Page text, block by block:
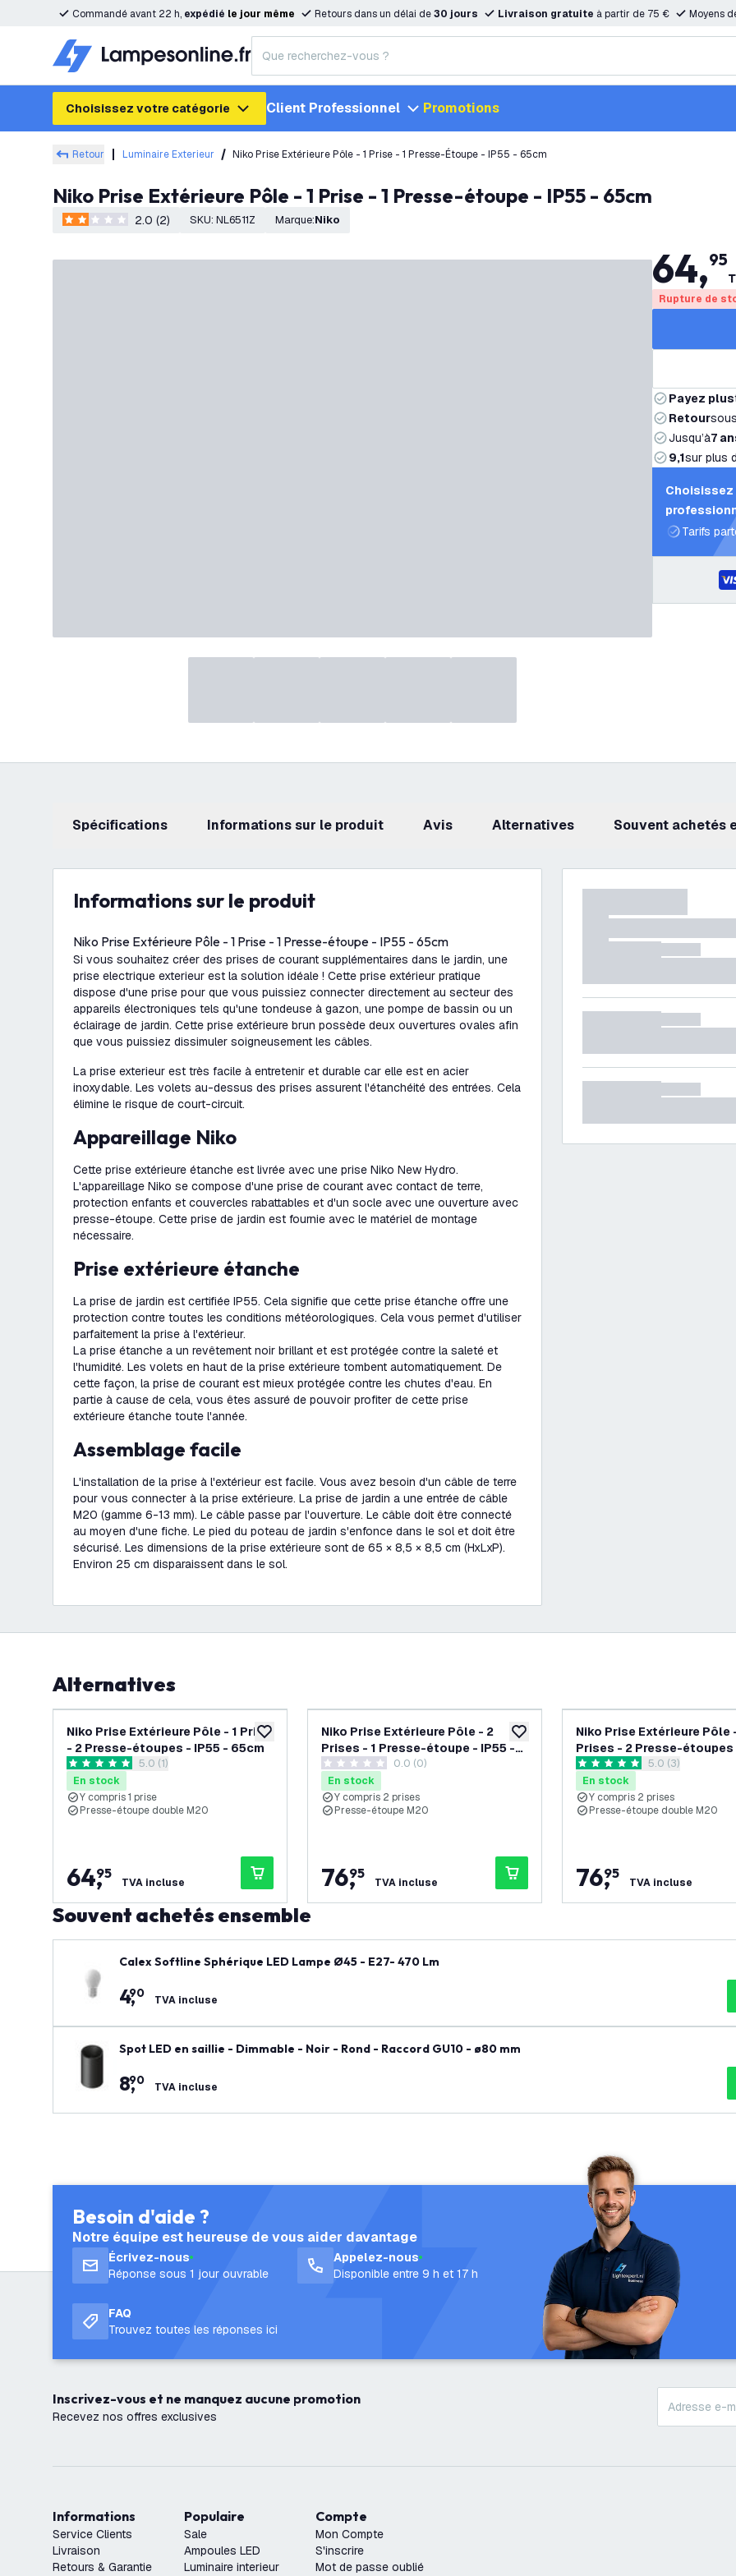
Commandé avant 22 h, expédié le jour même Retours dans un délai de30 jours Livraison gratuite à partir de 75 € Moyens
Choisissez votre catégorie Client Professionnel Promotions
Retour Luminaire Exterieur Niko Prise Extérieure Pôle - 1 Prise - 1 Presse-Étoupe - IP55 - 65cm
Niko Prise Extérieure Pôle - 1 Prise - 1 Presse-étoupe - IP55 - 65cm
2 étoiles de notation
2.0 (2) SKU: NL6511Z Marque: Niko
64,95
Rupture de
Payez plus
Retoursous
Jusqu’à7
9,1sur plus
Tarifs
Spécifications Informations sur le produit avis Alternatives Souvent achetés
Informations sur le produit
Niko Prise Extérieure Pôle - 1 Prise - 1 Presse-étoupe - IP55 - 65cm
Si vous souhaitez créer des prises de courant supplémentaires dans le jardin, une
prise electrique exterieur est la solution idéale ! Cette prise extérieur pratique
dispose d'une prise pour que vous puissiez connecter directement au secteur des
appareils électroniques tels qu'une tondeuse à gazon, une pompe de bassin ou un
éclairage de jardin. Cette prise extérieure brun possède deux ouvertures ovales afin
que vous puissiez dissimuler soigneusement les câbles.
La prise exterieur est très facile à entretenir et durable car elle est en acier
inoxydable. Les volets au-dessus des prises assurent l'étanchéité des entrées. Cela
élimine le risque de court-circuit.
Appareillage Niko
Cette prise extérieure étanche est livrée avec une prise Niko New Hydro.
L'appareillage Niko se compose d'une prise de courant avec contact de terre,
protection enfants et couvercles rabattables et d'un socle avec une ouverture avec
presse-étoupe. Cette prise de jardin est fournie avec le matériel de montage
nécessaire.
Prise extérieure étanche
La prise de jardin est certifiée IP55. Cela signifie que cette prise étanche offre une
protection contre toutes les conditions météorologiques. Cela vous permet d'utiliser
parfaitement la prise à l'extérieur.
La prise étanche a un revêtement noir brillant et est protégée contre la saleté et
l'humidité. Les volets en haut de la prise extérieure tombent automatiquement. De
cette façon, la prise de courant est mieux protégée contre les chutes d'eau. En
partie à cause de cela, vous êtes assuré de pouvoir profiter de cette prise
extérieure étanche toute l'année.
Assemblage facile
L'installation de la prise à l'extérieur est facile. Vous avez besoin d'un câble de terre
pour vous connecter à la prise extérieure. La prise de jardin a une entrée de câble
M20 (gamme 6-13 mm). Le câble passe par l'ouverture. Le câble doit être connecté
au moyen d'une fiche. Le pied du poteau de jardin s'enfonce dans le sol et doit être
sécurisé. Les dimensions de la prise extérieure sont de 65 × 8,5 × 8,5 cm (HxLxP).
Environ 25 cm disparaissent dans le sol.
Alternatives
ajouter à la liste de souhaits
Niko Prise Extérieure Pôle - 1 Prise
- 2 Presse-étoupes - IP55 - 65cm
ouvrir le tiroir des avis
5 étoiles de notation
5.0 (1)
En stock
Y compris 1 prise
Presse-étoupe double M20
64,
95
TVA incluse
ajouter à la liste de souhaits
Niko Prise Extérieure Pôle - 2
Prises - 1 Presse-étoupe - IP55 -
65cm
0 étoiles de notation
0.0 (0)
En stock
Y compris 2 prises
Presse-étoupe M20
76,
95
TVA incluse
Niko Prise Extérieure Pôle
Prises - 2 Presse-étoupes
65cm
ouvrir le tiroir des
5 étoiles de notation
5.0 (3)
En stock
Y compris 2 prises
Presse-étoupe double M20
76,
95
TVA incluse
Souvent achetés ensemble
Calex Softline Sphérique LED Lampe Ø45 - E27- 470 Lm
4,
90 TVA incluse
Spot LED en saillie - Dimmable - Noir - Rond - Raccord GU10 - ø80 mm
8,
90 TVA incluse
Besoin d'aide ?
Notre équipe est heureuse de vous aider davantage
Écrivez-nous
Réponse sous 1 jour ouvrable
Appelez-nous
Disponible entre 9 h et 17 h
FAQ
Trouvez toutes les réponses ici
Inscrivez-vous et ne manquez aucune promotion
Recevez nos offres exclusives
Informations
Service Clients
Livraison
Retours & Garantie
Populaire
Sale
Ampoules LED
Luminaire interieur
Compte
Mon Compte
S'inscrire
Mot de passe oublié